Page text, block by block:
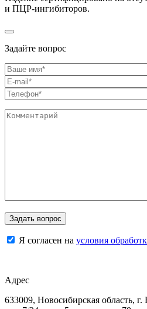
и ПЦР-ингибиторов.
Задайте вопрос
Я согласен на условия
Адрес
633009, Новосибирская область, г.